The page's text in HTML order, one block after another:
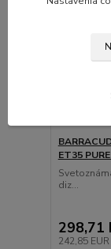
ET35
diz...
298,71
242,85 EUR